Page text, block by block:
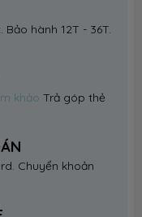
Bảo hành 12T - 36T.
khảoTrả góp thẻ
Chuyển khoản